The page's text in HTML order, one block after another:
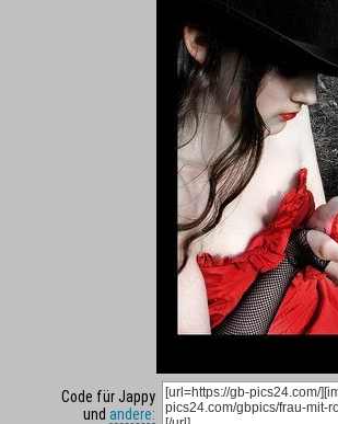
Code für Jappy
und andere: